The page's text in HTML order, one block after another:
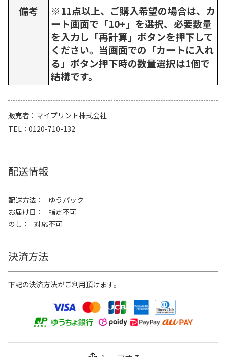
備考
※11点以上、ご購入希望の場合は、カ
ート画面で「10+」を選択、必要数量
を入力し「再計算」ボタンを押下して
ください。当画面での「カートに入れ
る」ボタン押下時の数量選択は1個で
結構です。
販売者
マイプリント株式会社
TEL
0120-710-132
配送情報
配送方法
ゆうパック
お届け日
指定不可
のし
対応不可
決済方法
下記の決済方法がご利用頂けます。